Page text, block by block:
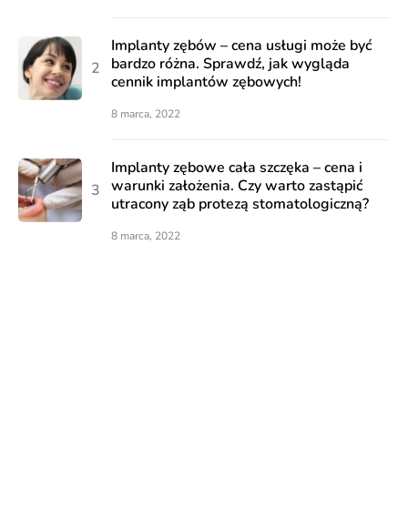
Implanty zębów – cena usługi może być
bardzo różna. Sprawdź, jak wygląda
cennik implantów zębowych!
8 marca, 2022
Implanty zębowe cała szczęka – cena i
warunki założenia. Czy warto zastąpić
utracony ząb protezą stomatologiczną?
8 marca, 2022